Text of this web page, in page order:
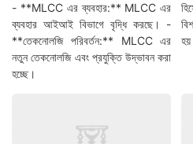
- **MLCC এর ব্যবহার:** MLCC এর
ব্যবহার আইআই বিভাগে বৃদ্ধি করছে। -
**তেকনোলজি পরিবর্তন:** MLCC এর
নতুন তেকনোলজি এবং প্রযুক্তি উদ্ভাবন করা
হচ্ছে।